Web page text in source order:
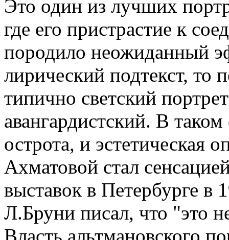
Это один из лучших
где его пристрастие к
породило неожиданный
лирический подтекст, то
типично светский
авангардистский. В
острота, и эстетическая
Ахматовой стал
выставок в Петербурге в
Л.Бруни писал, что "это
Власть альтмановского